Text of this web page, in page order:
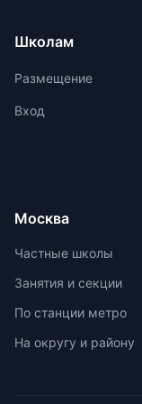
учеников.
оценке
свои навыки и
олимпиадах.
начинается с
соревнований,
тренировочные
интенсивные
Участие в
новый опыт,
Школам
Размещение
Вход
Москва
Частные школы
Занятия и секции
По станции метро
На округу и району